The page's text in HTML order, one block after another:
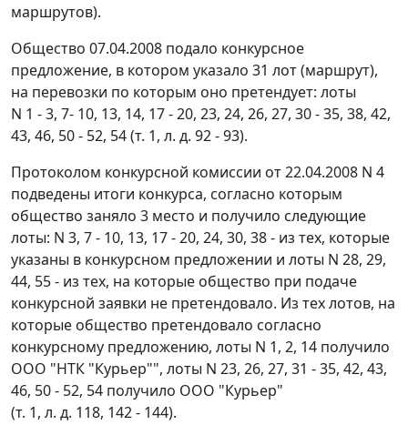
маршрутов).
Общество 07.04.2008 подало конкурсное
предложение, в котором указало 31 лот (маршрут),
на перевозки по которым оно претендует: лоты
N 1 - 3, 7- 10, 13, 14, 17 - 20, 23, 24, 26, 27, 30 - 35, 38, 42,
43, 46, 50 - 52, 54 (т. 1, л. д. 92 - 93).
Протоколом конкурсной комиссии от 22.04.2008 N 4
подведены итоги конкурса, согласно которым
общество заняло 3 место и получило следующие
лоты: N 3, 7 - 10, 13, 17 - 20, 24, 30, 38 - из тех, которые
указаны в конкурсном предложении и лоты N 28, 29,
44, 55 - из тех, на которые общество при подаче
конкурсной заявки не претендовало. Из тех лотов, на
которые общество претендовало согласно
конкурсному предложению, лоты N 1, 2, 14 получило
ООО "НТК "Курьер"", лоты N 23, 26, 27, 31 - 35, 42, 43,
46, 50 - 52, 54 получило ООО "Курьер"
(т. 1, л. д. 118, 142 - 144).